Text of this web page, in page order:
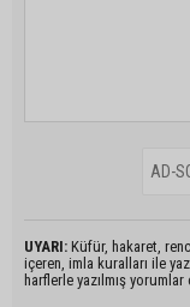
UYARI: Küfür, hakaret,
içeren, imla kuralları ile
harflerle yazılmış yorumlar